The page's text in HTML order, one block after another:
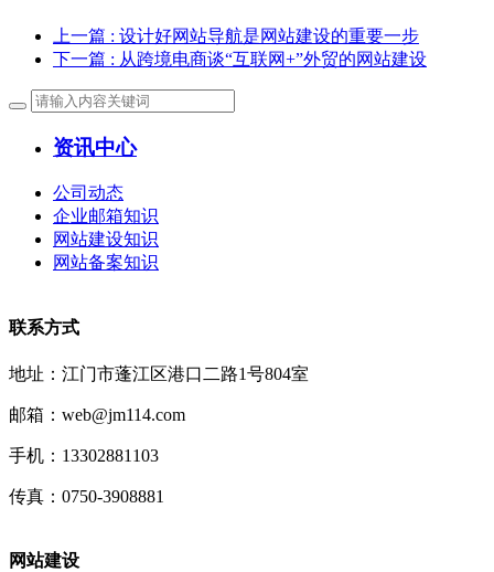
上一篇 : 设计好网站导航是网站建设的重要一步
下一篇 : 从跨境电商谈“互联网+”外贸的网站建设
资讯中心
公司动态
企业邮箱知识
网站建设知识
网站备案知识
联系方式
地址：江门市蓬江区港口二路1号804室
邮箱：web@jm114.com
手机：13302881103
传真：0750-3908881
网站建设